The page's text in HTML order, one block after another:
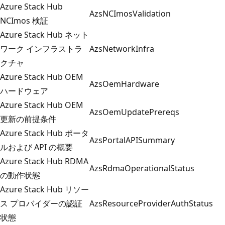
Azure Stack Hub
NCImos 検証
AzsNCImosValidation
Azure Stack Hub ネット
ワーク インフラストラ
クチャ
AzsNetworkInfra
Azure Stack Hub OEM
ハードウェア
AzsOemHardware
Azure Stack Hub OEM
更新の前提条件
AzsOemUpdatePrereqs
Azure Stack Hub ポータ
ルおよび API の概要
AzsPortalAPISummary
Azure Stack Hub RDMA
の動作状態
AzsRdmaOperationalStatus
Azure Stack Hub リソー
ス プロバイダーの認証
状態
AzsResourceProviderAuthStatus